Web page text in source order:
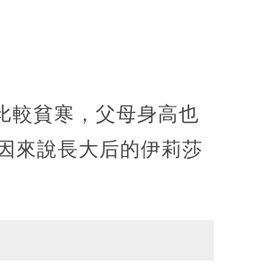
較貧寒，父母身高也
來說長大后的伊莉莎